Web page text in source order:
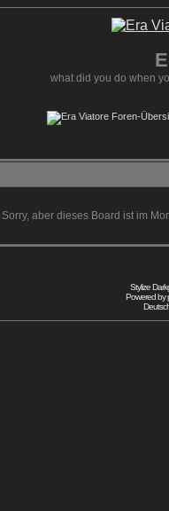
what did you do when
Sorry, aber dieses Board ist im
Stylize
Powered by